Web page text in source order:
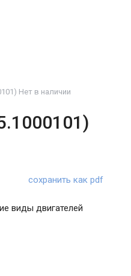
Нет в наличии
сохранить как pdf
виды двигателей